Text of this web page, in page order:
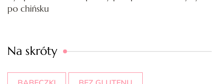
po chińsku
Na skróty